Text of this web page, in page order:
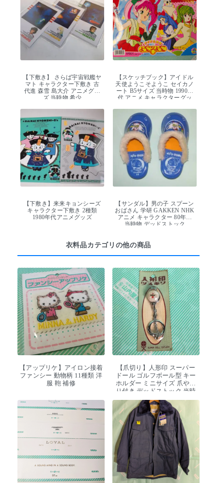
【下敷き】 さらば宇宙戦艦ヤ
マト キャラクター下敷き 古
代進 森雪 島大介 アニメグッ
ズ 当時物 希少
【スケッチブック】アイドル
天使ようこそようこ セイカノ
ート B5サイズ 当時物 1990年
代 アニメ キャラクターグッ
【下敷き】来来キョンシーズ
キャラクター下敷き 2種類
1980年代アニメグッズ
【サンダル】男の子 スプーン
おばさん 学研 GAKKEN NHK
アニメ キャラクター 80年代
当時物 デッドストック
衣料品カテゴリの他の商品
【アップリケ】アイロン接着
ファンシー 動物柄 11種類 洋
服 鞄 補修
【爪切り】人形印 スーパー
ドール ゴルフボール型 キー
ホルダー ミニサイズ 爪やす
り付き デッドストック 当時
物